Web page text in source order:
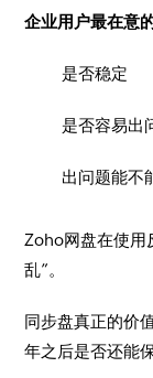
企业用户最在意
是否稳定
是否容易出
出问题能不
Zoho网盘在使用
乱”。
同步盘真正的价
年之后是否还能